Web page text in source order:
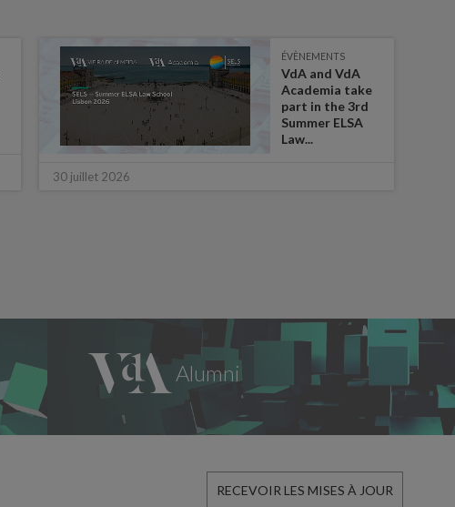
ÉVÈNEMENTS
VdA and VdA
Academia take
part in the 3rd
Summer ELSA
Law...
30 juillet 2026
RECEVOIR LES MISES À JOUR